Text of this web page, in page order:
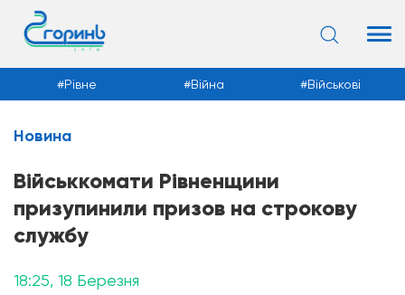
Новини
Рівне Війна Військові
Новина
Військкомати Рівненщини
призупинили призов на строкову
службу
18:25, 18 Березня